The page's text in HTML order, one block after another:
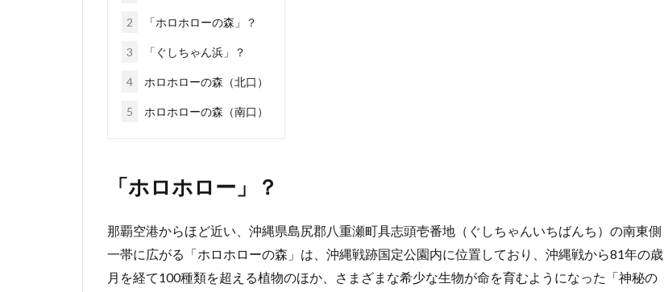
2 「ホロホローの森」？
3 「ぐしちゃん浜」？
4 ホロホローの森（北口）
5 ホロホローの森（南口）
「ホロホロー」？
那覇空港からほど近い、沖縄県島尻郡八重瀬町具志頭壱番地（ぐしちゃんいちばんち）の南東側
一帯に広がる「ホロホローの森」は、沖縄戦跡国定公園内に位置しており、沖縄戦から81年の歳
月を経て100種類を超える植物のほか、さまざまな希少な生物が命を育むようになった「神秘の